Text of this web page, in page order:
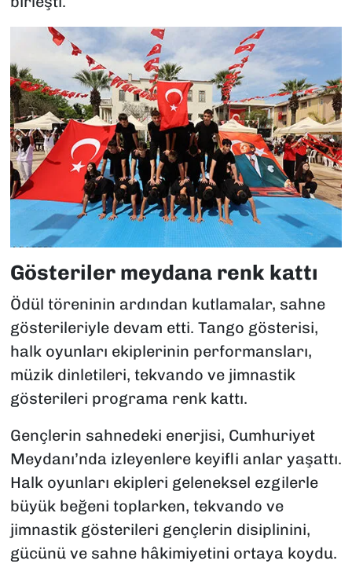
Gösteriler meydana renk kattı
Ödül töreninin ardından kutlamalar, sahne
gösterileriyle devam etti. Tango gösterisi,
halk oyunları ekiplerinin performansları,
müzik dinletileri, tekvando ve jimnastik
gösterileri programa renk kattı.
Gençlerin sahnedeki enerjisi, Cumhuriyet
Meydanı’nda izleyenlere keyifli anlar yaşattı.
Halk oyunları ekipleri geleneksel ezgilerle
büyük beğeni toplarken, tekvando ve
jimnastik gösterileri gençlerin disiplinini,
gücünü ve sahne hâkimiyetini ortaya koydu.